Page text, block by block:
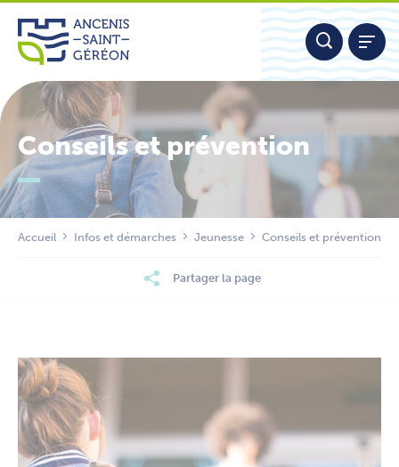
Aller
contenu
Nous contacter
Conseils et prévention
Accueil Infos et démarches Jeunesse Conseils et prévention
Partager la page
Panneau de gestion des cookies